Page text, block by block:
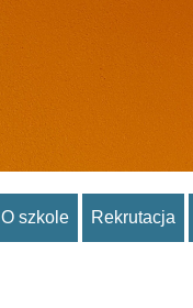
O szkole Rekrutacja